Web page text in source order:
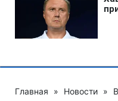
Главная » Новости »